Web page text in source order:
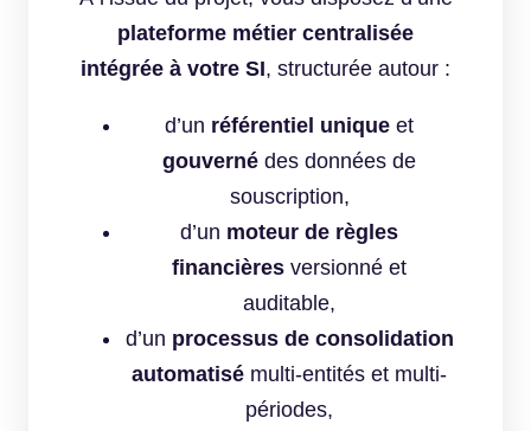
plateforme métier centralisée
intégrée à votre SI, structurée autour :
d’un référentiel unique et
gouverné des données de
souscription,
d’un moteur de règles
financières versionné et
auditable,
d’un processus de consolidation
automatisé multi-entités et multi-
périodes,